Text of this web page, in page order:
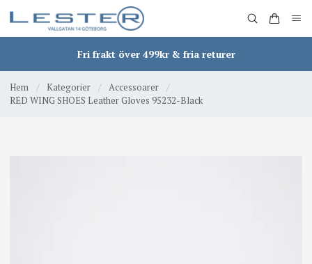
Fri frakt över 499kr & fria returer
Hem / Kategorier / Accessoarer
/
RED WING SHOES Leather Gloves 95232-Black